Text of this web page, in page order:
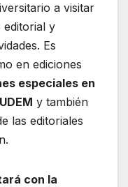
a visitar
editorial y
Es
en ediciones
especiales en
y también
las editoriales
con la